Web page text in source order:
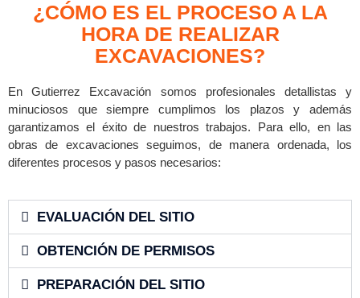
¿CÓMO ES EL PROCESO A LA
HORA DE REALIZAR
EXCAVACIONES?
En Gutierrez Excavación somos profesionales detallistas y
minuciosos que siempre cumplimos los plazos y además
garantizamos el éxito de nuestros trabajos. Para ello, en las
obras de excavaciones seguimos, de manera ordenada, los
diferentes procesos y pasos necesarios:
EVALUACIÓN DEL SITIO
OBTENCIÓN DE PERMISOS
PREPARACIÓN DEL SITIO